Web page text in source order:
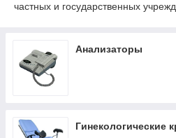
частных и государственных
Анализаторы
Гинекологические